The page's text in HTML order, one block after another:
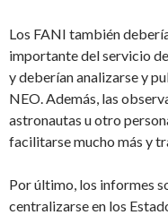
Los FANI también
importante del servicio
y deberían analizarse y
NEO. Además, las
astronautas u otro
facilitarse mucho más y
Por último, los informes
centralizarse en los